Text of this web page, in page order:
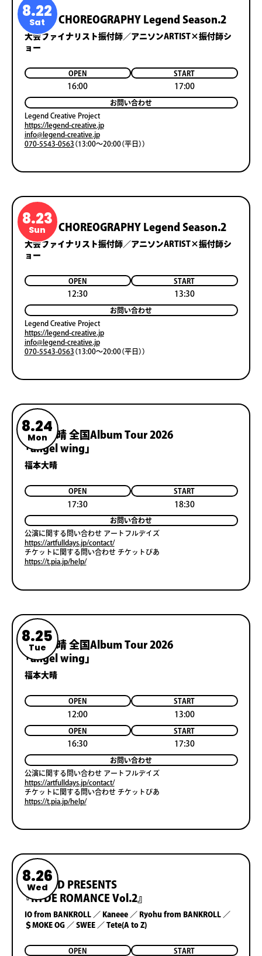
8.22
Sat
Anime CHOREOGRAPHY Legend Season.2
大会ファイナリスト振付師／アニソンARTIST×振付師シ
ョー
OPEN
16:00
START
17:00
お問い合わせ
Legend Creative Project
https://legend-creative.jp
info@legend-creative.jp
070-5543-0563 （13:00～20:00（平日））
8.23
Sun
Anime CHOREOGRAPHY Legend Season.2
大会ファイナリスト振付師／アニソンARTIST×振付師シ
ョー
OPEN
12:30
START
13:30
お問い合わせ
Legend Creative Project
https://legend-creative.jp
info@legend-creative.jp
070-5543-0563 （13:00～20:00（平日））
8.24
Mon
福本大晴 全国Album Tour 2026
「angel wing」
福本大晴
OPEN
17:30
START
18:30
お問い合わせ
公演に関する問い合わせ アートフルデイズ
https://artfulldays.jp/contact/
チケットに関する問い合わせ チケットぴあ
https://t.pia.jp/help/
8.25
Tue
福本大晴 全国Album Tour 2026
「angel wing」
福本大晴
OPEN
12:00
START
13:00
OPEN
16:30
START
17:30
お問い合わせ
公演に関する問い合わせ アートフルデイズ
https://artfulldays.jp/contact/
チケットに関する問い合わせ チケットぴあ
https://t.pia.jp/help/
8.26
Wed
VALLAD PRESENTS
『RYDE ROMANCE Vol.2』
IO from BANKROLL ／ Kaneee ／ Ryohu from BANKROLL ／
＄MOKE OG ／ SWEE ／ Tete(A to Z)
OPEN START